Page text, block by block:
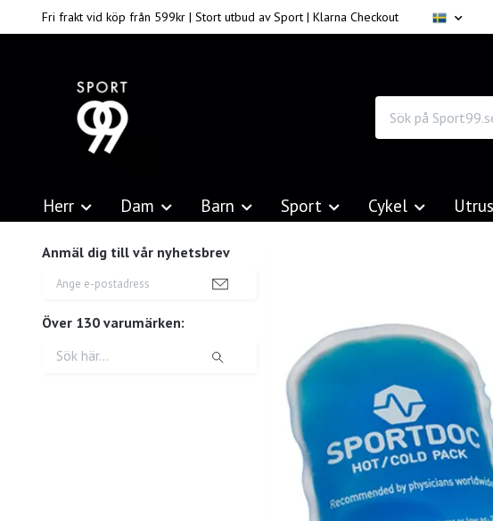
Fri frakt vid köp från 599kr | Stort utbud av Sport | Klarna Checkout
Herr Dam Barn Sport Cykel
Anmäl dig till vår nyhetsbrev
Över 130 varumärken: